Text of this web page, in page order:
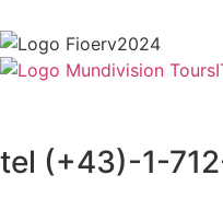
tel (+43)-1-